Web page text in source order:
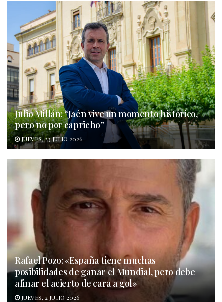
Julio Millán: “Jaén vive un momento histórico,
pero no por capricho”
JUEVES, 23 JULIO 2026
Rafael Pozo: «España tiene muchas
posibilidades de ganar el Mundial, pero debe
afinar el acierto de cara a gol»
JUEVES, 2 JULIO 2026